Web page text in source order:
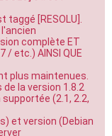
taggé [RESOLU].
complète ET
/ etc.) AINSI QUE
plus maintenues.
la version 1.8.2
(2.1, 2.2,
et version (Debian